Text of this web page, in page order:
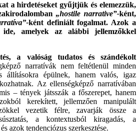
a hirdetéseket gyűjtjük és elemezzük,
„hostile narrative”-ként,
ként definiált fogalmat. Azok a
amelyek az alábbi jellemzőkkel
a valóság tudatos és szándékolt
narratívák nem feltétlenül minden
állításokra épülnek, hanem valós, igaz
Az ellenségképző narratívában
– tények játsszák a főszerepet, hanem
kerekített, jellemzően manipulált
vezetik félre, zavarják össze a
a kontextusból kiragadás, a
azok tendenciózus szerkesztése.